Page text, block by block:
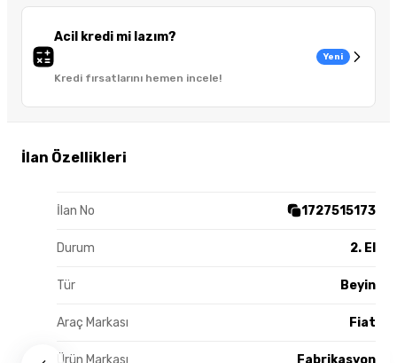
Acil kredi mi lazım?
Kredi fırsatlarını hemen incele!
Yeni
İlan Özellikleri
İlan No 1727515173
Durum 2. El
Tür Beyin
Araç Markası Fiat
Ürün Markası Fabrikasyon